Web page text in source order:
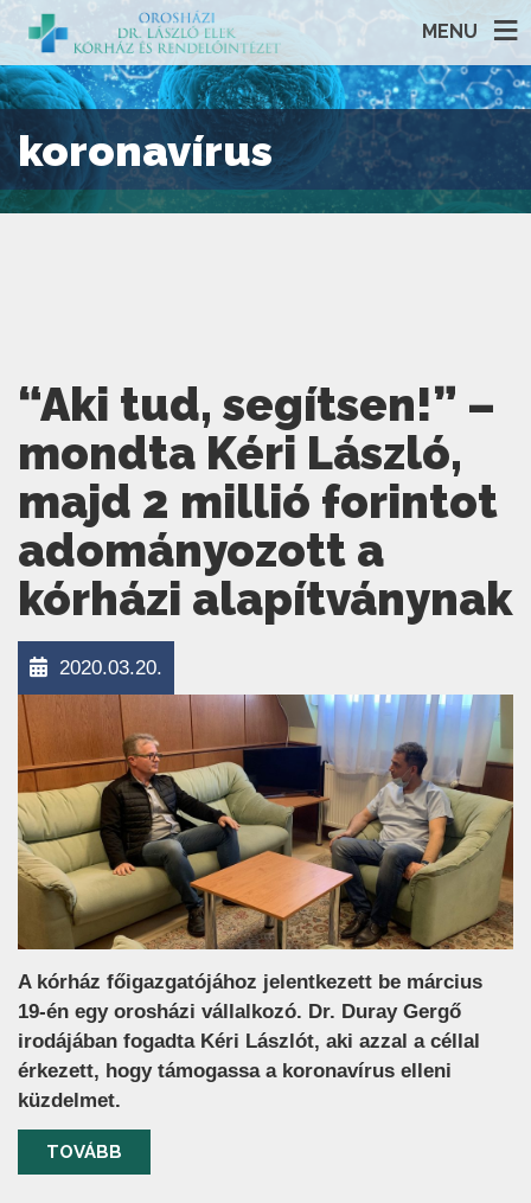
MENU
koronavírus
“Aki tud, segítsen!” –
mondta Kéri László,
majd 2 millió forintot
adományozott a
kórházi alapítványnak
2020.03.20.
A kórház főigazgatójához jelentkezett be március
19-én egy orosházi vállalkozó. Dr. Duray Gergő
irodájában fogadta Kéri Lászlót, aki azzal a céllal
érkezett, hogy támogassa a koronavírus elleni
küzdelmet.
TOVÁBB